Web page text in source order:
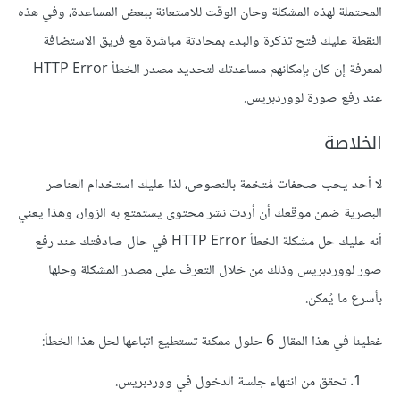
المحتملة لهذه المشكلة وحان الوقت للاستعانة ببعض المساعدة، وفي هذه
النقطة عليك فتح تذكرة والبدء بمحادثة مباشرة مع فريق الاستضافة
لمعرفة إن كان بإمكانهم مساعدتك لتحديد مصدر الخطأ HTTP Error
عند رفع صورة لووردبريس.
الخلاصة
لا أحد يحب صحفات مُتخمة بالنصوص، لذا عليك استخدام العناصر
البصرية ضمن موقعك أن أردت نشر محتوى يستمتع به الزوار، وهذا يعني
أنه عليك حل مشكلة الخطأ HTTP Error في حال صادفتك عند رفع
صور لووردبريس وذلك من خلال التعرف على مصدر المشكلة وحلها
بأسرع ما يُمكن.
غطينا في هذا المقال 6 حلول ممكنة تستطيع اتباعها لحل هذا الخطأ:
تحقق من انتهاء جلسة الدخول في ووردبريس.